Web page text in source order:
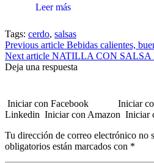
Leer más
Tags: cerdo, salsas
Previous article Bebidas calientes,
Next article NATILLA CON SALSA
Deja una respuesta
Iniciar con Facebook Iniciar
Linkedin Iniciar con Amazon Iniciar
Tu dirección de correo electrónico no
obligatorios están marcados con *